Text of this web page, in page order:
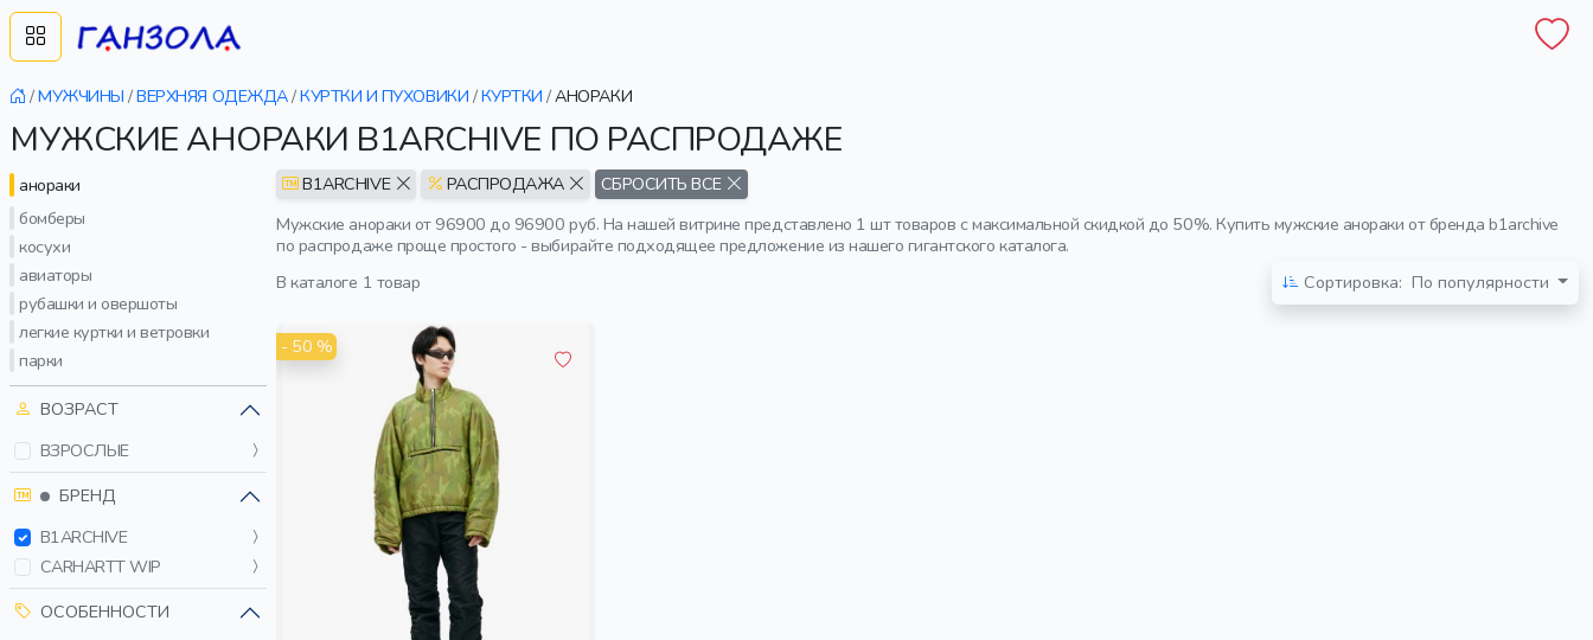
/МУЖЧИНЫ /ВЕРХНЯЯ ОДЕЖДА/КУРТКИ И ПУХОВИКИ /КУРТКИ /АНОРАКИ
МУЖСКИЕ АНОРАКИ B1ARCHIVE ПО РАСПРОДАЖЕ
анораки
бомберы
косухи
авиаторы
рубашки и овершоты
легкие куртки и ветровки
парки
ВОЗРАСТ
ВЗРОСЛЫЕ
БРЕНД
B1ARCHIVE
CARHARTT WIP
ОСОБЕННОСТИ
B1ARCHIVE РАСПРОДАЖА
СБРОСИТЬ ВСЕ
Мужские анораки от 96900 до 96900 руб. На нашей витрине представлено 1 шт товаров с максимальной скидкой до 50%. Купить мужские анораки от бренда b1archive
по распродаже проще простого - выбирайте подходящее предложение из нашего гигантского каталога.
В каталоге 1 товар Сортировка: По популярности
- 50 %